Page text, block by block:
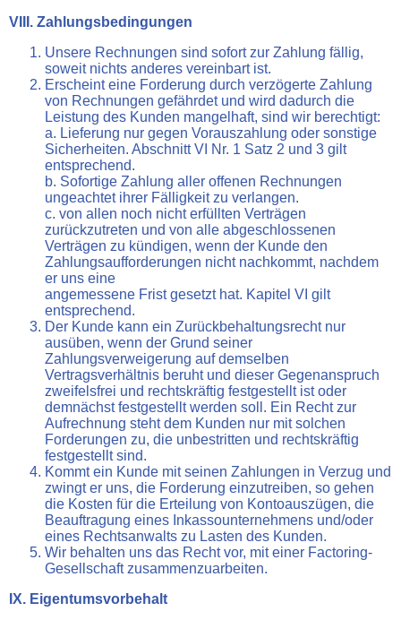
VIII. Zahlungsbedingungen
Unsere Rechnungen sind sofort zur Zahlung fällig,
soweit nichts anderes vereinbart ist.
Erscheint eine Forderung durch verzögerte Zahlung
von Rechnungen gefährdet und wird dadurch die
Leistung des Kunden mangelhaft, sind wir berechtigt:
a. Lieferung nur gegen Vorauszahlung oder sonstige
Sicherheiten. Abschnitt VI Nr. 1 Satz 2 und 3 gilt
entsprechend.
b. Sofortige Zahlung aller offenen Rechnungen
ungeachtet ihrer Fälligkeit zu verlangen.
c. von allen noch nicht erfüllten Verträgen
zurückzutreten und von alle abgeschlossenen
Verträgen zu kündigen, wenn der Kunde den
Zahlungsaufforderungen nicht nachkommt, nachdem
er uns eine
angemessene Frist gesetzt hat. Kapitel VI gilt
entsprechend.
Der Kunde kann ein Zurückbehaltungsrecht nur
ausüben, wenn der Grund seiner
Zahlungsverweigerung auf demselben
Vertragsverhältnis beruht und dieser Gegenanspruch
zweifelsfrei und rechtskräftig festgestellt ist oder
demnächst festgestellt werden soll. Ein Recht zur
Aufrechnung steht dem Kunden nur mit solchen
Forderungen zu, die unbestritten und rechtskräftig
festgestellt sind.
Kommt ein Kunde mit seinen Zahlungen in Verzug und
zwingt er uns, die Forderung einzutreiben, so gehen
die Kosten für die Erteilung von Kontoauszügen, die
Beauftragung eines Inkassounternehmens und/oder
eines Rechtsanwalts zu Lasten des Kunden.
Wir behalten uns das Recht vor, mit einer Factoring-
Gesellschaft zusammenzuarbeiten.
IX. Eigentumsvorbehalt